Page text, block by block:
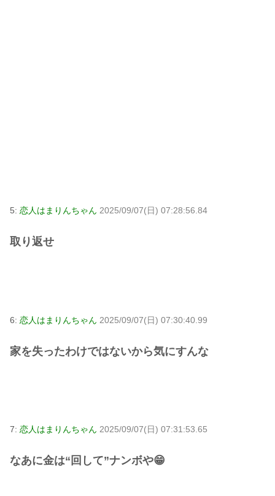
5: 恋人はまりんちゃん 2025/09/07(日) 07:28:56.84
取り返せ
6: 恋人はまりんちゃん 2025/09/07(日) 07:30:40.99
家を失ったわけではないから気にすんな
7: 恋人はまりんちゃん 2025/09/07(日) 07:31:53.65
なあに金は“回して”ナンボや😁